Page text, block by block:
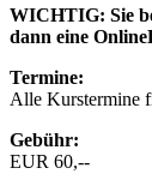
WICHTIG: Sie
dann eine
Termine:
Alle Kurstermine
Gebühr:
EUR 60,--